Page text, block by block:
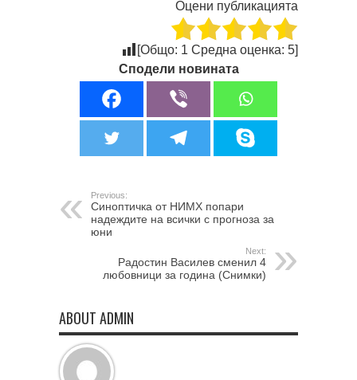
Оцени публикацията
[Общо: 1 Средна оценка: 5]
Сподели новината
Previous:
Синоптичка от НИМХ попари
надеждите на всички с прогноза за
юни
Next:
Радостин Василев сменил 4
любовници за година (Снимки)
ABOUT ADMIN